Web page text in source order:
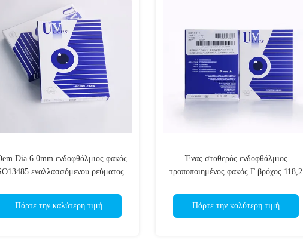
Dia 6.0mm ενδοφθάλμιος φακός
εναλλασσόμενου ρεύματος
Πάρτε την καλύτερη τιμή
Ένας σταθερός ενδοφθάλμιος
τροποποιημένος φακός Γ βρόχος 118,2
Πάρτε την καλύτερη τιμή